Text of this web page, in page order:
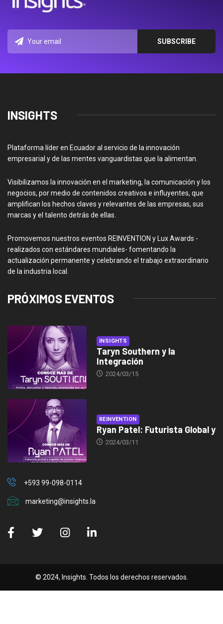
INSIGHTS
Plataforma líder en Ecuador al servicio de la innovación
empresarial y de las mentes vanguardistas que la alimentan.
Visibilizamos la innovación en el marketing, la comunicación y los
negocios, por medio de contenidos creativos e influyentes, que
amplifican los hechos claves y relevantes de las empresas, sus
marcas y el talento detrás de ellas.
Promovemos nuestros eventos REINVENTION y Lux Awards -
realizados con estándares mundiales- fomentando la
actualización permanente y celebrando el trabajo extraordinario
de la industria local.
PRÓXIMOS EVENTOS
INSIGHTS
Taryn Southern y la
Integración
2024/03/15
REINVENTION
Ryan Patel: Futurista Global y
2024/03/11
+593 99-098-0114
marketing@insights.la
© 2024, Insights. Todos los derechos reservados.